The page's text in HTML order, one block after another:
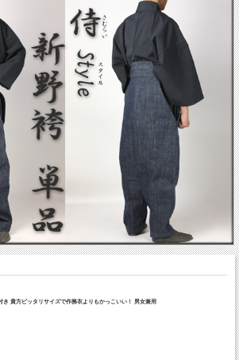
貴方ピッタリサイズで作務衣よりもかっこいい！ 男女兼用